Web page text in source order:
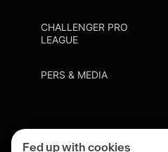
CHALLENGER PRO
LEAGUE
PERS & MEDIA